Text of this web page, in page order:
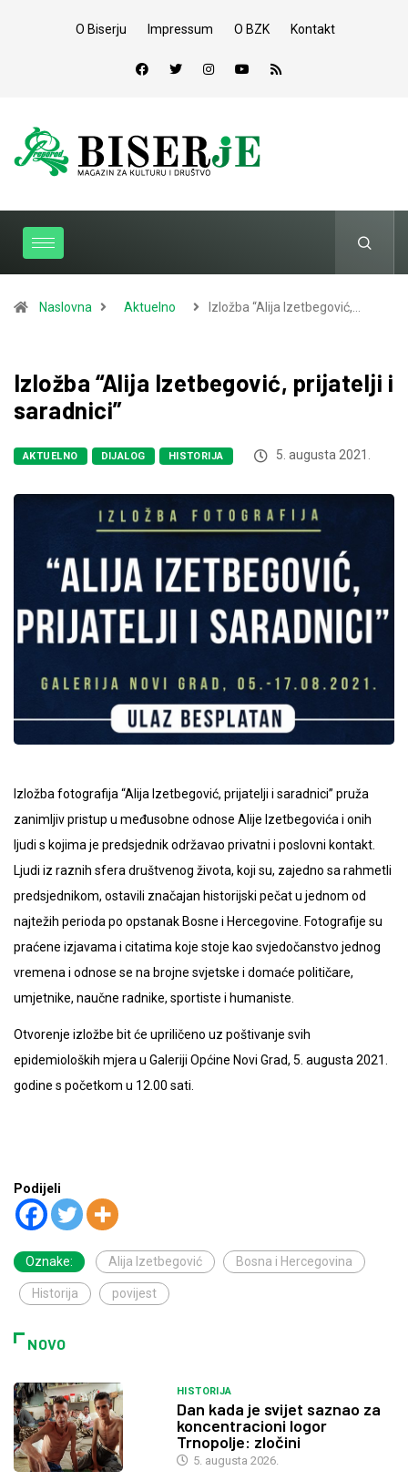
O Biserju Impressum O BZK Kontakt
Naslovna Aktuelno Izložba “Alija Izetbegović,…
Izložba “Alija Izetbegović, prijatelji i
saradnici”
AKTUELNO DIJALOG HISTORIJA 5. augusta 2021.
Izložba fotografija “Alija Izetbegović, prijatelji i saradnici” pruža
zanimljiv pristup u međusobne odnose Alije Izetbegovića i onih
ljudi s kojima je predsjednik održavao privatni i poslovni kontakt.
Ljudi iz raznih sfera društvenog života, koji su, zajedno sa rahmetli
predsjednikom, ostavili značajan historijski pečat u jednom od
najtežih perioda po opstanak Bosne i Hercegovine. Fotografije su
praćene izjavama i citatima koje stoje kao svjedočanstvo jednog
vremena i odnose se na brojne svjetske i domaće političare,
umjetnike, naučne radnike, sportiste i humaniste.
Otvorenje izložbe bit će upriličeno uz poštivanje svih
epidemioloških mjera u Galeriji Općine Novi Grad, 5. augusta 2021.
godine s početkom u 12.00 sati.
Podijeli
Oznake: Alija Izetbegović Bosna i Hercegovina
Historija povijest
NOVO
HISTORIJA
Dan kada je svijet saznao za
koncentracioni logor
Trnopolje: zločini
5. augusta 2026.